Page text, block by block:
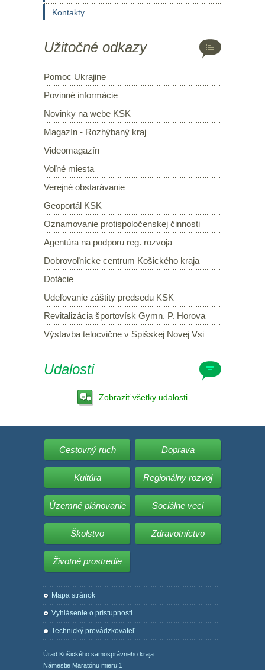
Kontakty
Užitočné odkazy
Pomoc Ukrajine
Povinné informácie
Novinky na webe KSK
Magazín - Rozhýbaný kraj
Videomagazín
Voľné miesta
Verejné obstarávanie
Geoportál KSK
Oznamovanie protispoločenskej činnosti
Agentúra na podporu reg. rozvoja
Dobrovoľnícke centrum Košického kraja
Dotácie
Udeľovanie záštity predsedu KSK
Revitalizácia športovísk Gymn. P. Horova
Výstavba telocvične v Spišskej Novej Vsi
Udalosti
Zobraziť všetky udalosti
Cestovný ruch Doprava
Kultúra Regionálny rozvoj
Územné plánovanie Sociálne veci
Školstvo Zdravotníctvo
Životné prostredie
Mapa stránok
Vyhlásenie o prístupnosti
Technický prevádzkovateľ
Úrad Košického samosprávneho kraja
Námestie Maratónu mieru 1